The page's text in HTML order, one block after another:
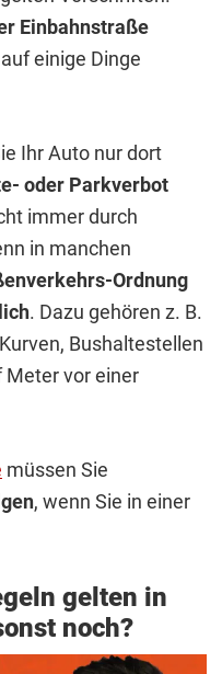
Einbahnstraße
einige Dinge
Ihr Auto nur dort
oder Parkverbot
immer durch
in manchen
Ordnung
. Dazu gehören z. B.
Bushaltestellen
vor einer
müssen Sie
, wenn Sie in einer
gelten in
noch?